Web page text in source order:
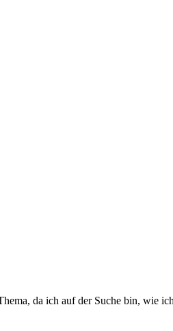
da ich auf der Suche bin, wie